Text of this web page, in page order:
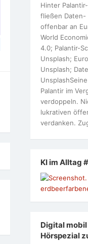
Hinter
fließen Daten-
offenbar an
World
4.0; Palantir-
Unsplash;
Unsplash;
Palantir im
verdoppeln.
lukrativen
verdanken.
KI im Alltag
Digital
Hörspezial